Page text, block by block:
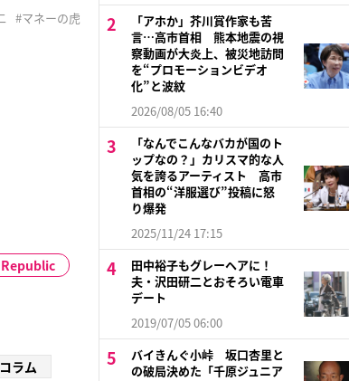
ため予備
#マネーの虎
コラム
「アホか」芥川賞作家も苦
言…高市首相 熊本地震の視
察動画が大炎上、被災地訪問
を“プロモーションビデオ
化”と波紋
2026/08/05 16:40
「なんでこんなバカが国のト
ップなの？」カリスマ的な人
気を誇るアーティスト 高市
首相の“洋服選び”投稿に怒
り爆発
2025/11/24 17:15
田中裕子もグレーヘアに！
夫・沢田研二とおそろい電車
デート
2019/07/05 06:00
バイきんぐ小峠 坂口杏里と
の破局決めた「千原ジュニア